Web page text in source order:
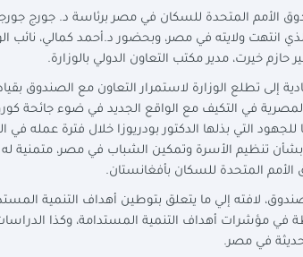
الأمم المتحدة للسكان في مصر برئاسة د. جورج
انتهت ولايته في مصر، وبحضور د.أحمد كمالي، نائب
خيرت، مدير مكتب التعاون الدولي بالوزارة.
إلى تطلع الوزارة لاستمرار التعاون مع الصندوق
في التكيف مع الواقع الجديد في ضوء جائحة
التي بذلها الدكتور بودريوزا خلال فترة عمله في
بشأن تنظيم الأسرة وتمكين الشباب في مصر، متمنية
المتحدة للسكان بأفغانستان.
لافته إلي ما يتعلق بتوطين أهداف التنمية
في مؤشرات أهداف التنمية المستدامة، وكذا
في مصر.